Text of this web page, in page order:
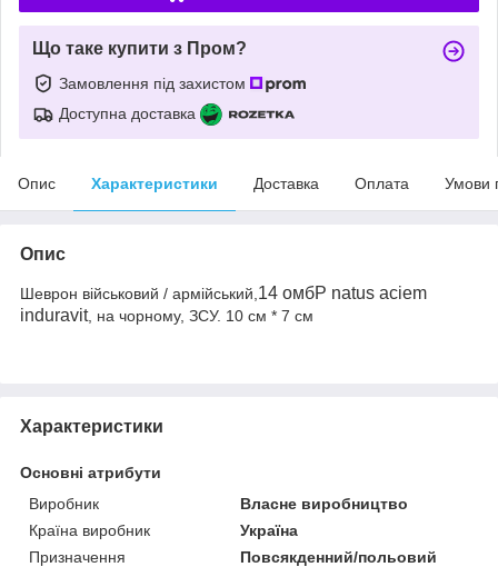
Що таке купити з Пром?
Замовлення під захистом
Доступна доставка
Опис Характеристики Доставка Оплата Умови
Опис
Шеврон військовий / армійський, 14 омбР natus aciem
induravit, на чорному, ЗСУ. 10 см * 7 см
Характеристики
Основні атрибути
Виробник
Власне виробництво
Країна виробник
Україна
Призначення
Повсякденний/польовий